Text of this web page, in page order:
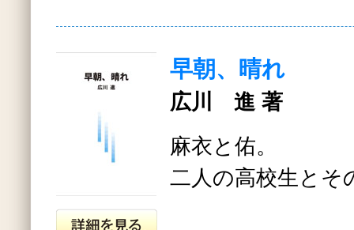
早朝、晴れ
広川 進 著
麻衣と佑。
二人の高校生とそ